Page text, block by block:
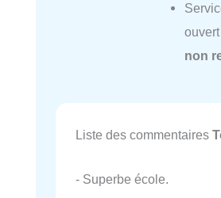
non
Liste des commentaires
- Superbe école.